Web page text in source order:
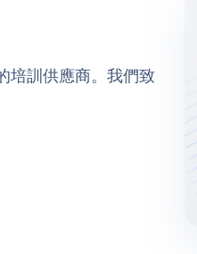
培訓供應商。我們致